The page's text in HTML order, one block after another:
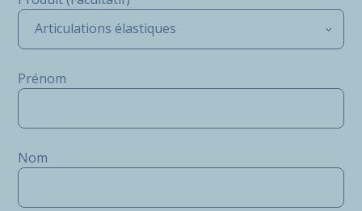
Articulations élastiques
Prénom
Nom